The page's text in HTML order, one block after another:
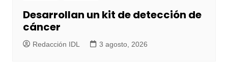
Desarrollan un kit de detección de
cáncer
Redacción IDL 3 agosto, 2026